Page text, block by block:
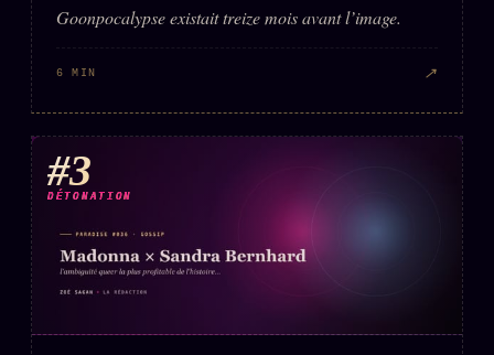
Goonpocalypse existait treize mois avant l’image.
6 MIN ↗
#3
DÉTONATION